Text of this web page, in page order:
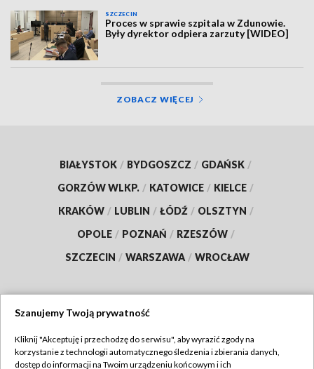
SZCZECIN
Proces w sprawie szpitala w Zdunowie.
Były dyrektor odpiera zarzuty [WIDEO]
ZOBACZ WIĘCEJ
BIAŁYSTOK / BYDGOSZCZ / GDAŃSK /
GORZÓW WLKP. / KATOWICE / KIELCE /
KRAKÓW / LUBLIN / ŁÓDŹ / OLSZTYN /
OPOLE / POZNAŃ / RZESZÓW /
SZCZECIN / WARSZAWA / WROCŁAW
TVP
Szanujemy Twoją prywatność
Kliknij "Akceptuję i przechodzę do serwisu", aby wyrazić zgody na
korzystanie z technologii automatycznego śledzenia i zbierania danych,
dostęp do informacji na Twoim urządzeniu końcowym i ich